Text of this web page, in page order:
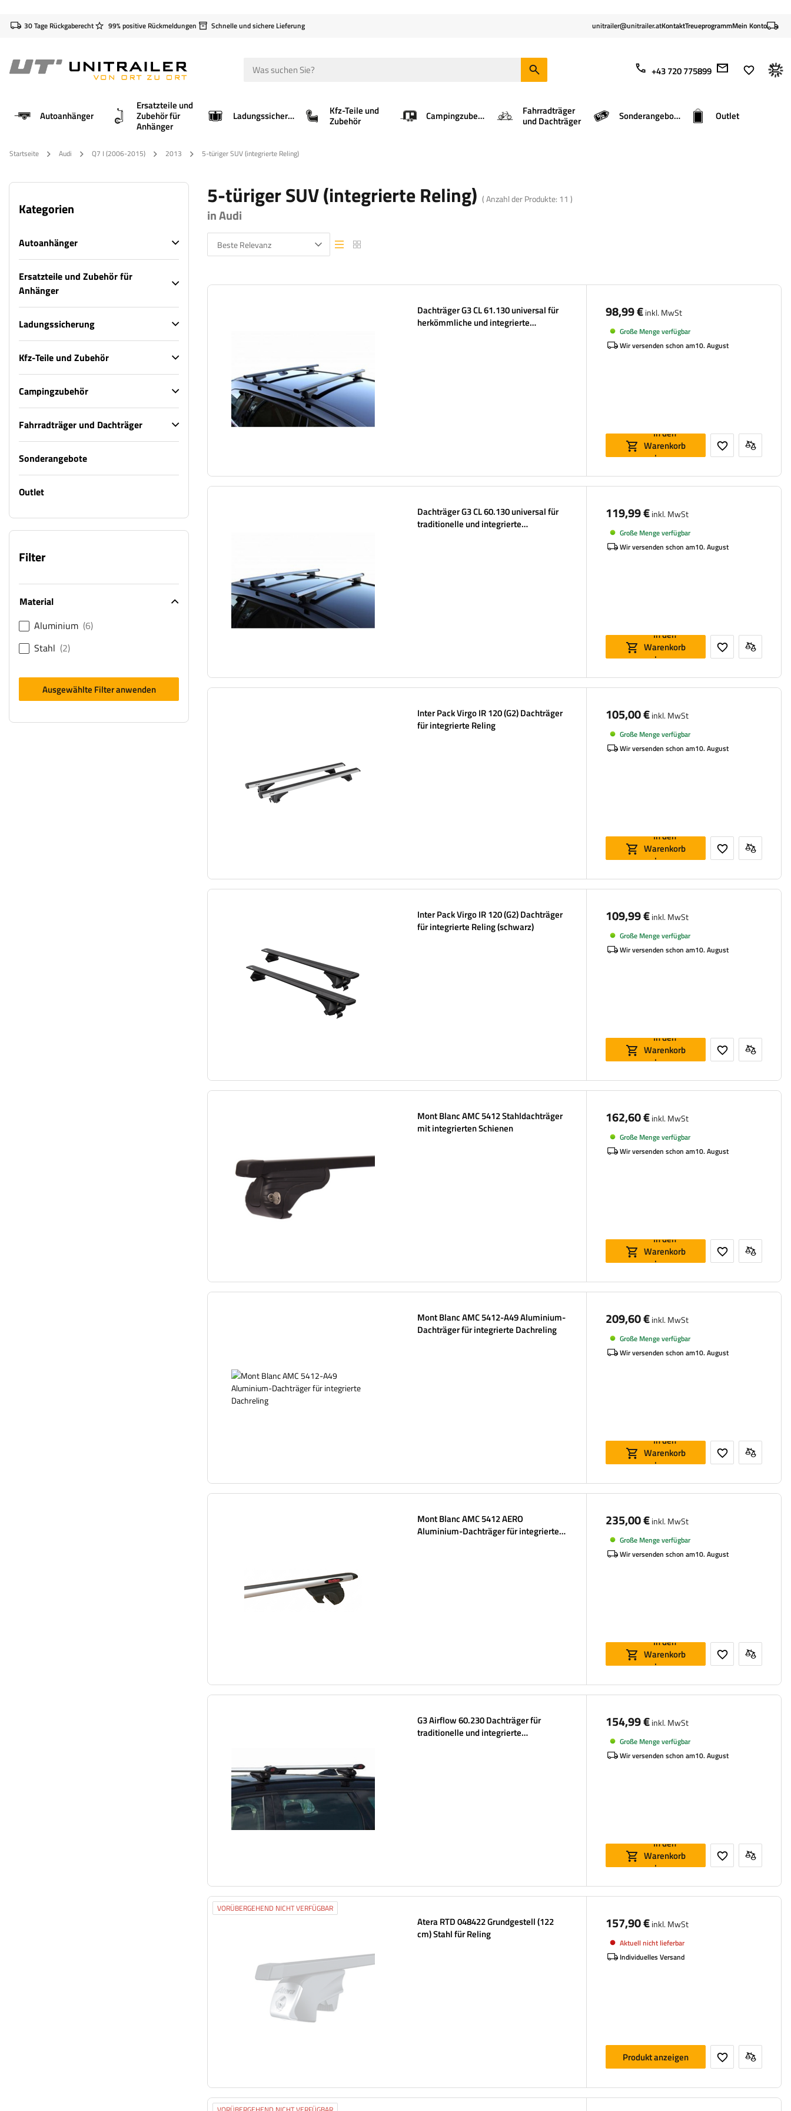
30 Tage Rückgaberecht 99% positive Rückmeldungen Schnelle und sichere Lieferung unitrailer@unitrailer.atKontaktTreueprogrammMein Konto
+43 720 775899
Autoanhänger
Ersatzteile und
Zubehör für
Anhänger
Ladungssicherung Kfz-Teile und
Zubehör Campingzubehör Fahrradträger
und Dachträger Sonderangebote Outlet
Startseite Audi Q7 I (2006-2015) 2013 5-türiger SUV (integrierte Reling)
Kategorien
Autoanhänger
Ersatzteile und Zubehör für
Anhänger
Ladungssicherung
Kfz-Teile und Zubehör
Campingzubehör
Fahrradträger und Dachträger
Sonderangebote
Outlet
Filter
Material
Aluminium 6
Stahl 2
Ausgewählte Filter anwenden
5-türiger SUV (integrierte Reling) ( Anzahl der Produkte: 11 )
in Audi
Beste Relevanz Listenansicht
Listenansicht
Dachträger G3 CL 61.130 universal für
herkömmliche und integrierte
98,99 €inkl. MwSt
Große Menge verfügbar
Wir versenden schon am10. August
In den
Warenkorb
legen
Dachträger G3 CL 60.130 universal für
traditionelle und integrierte
119,99 €inkl. MwSt
Große Menge verfügbar
Wir versenden schon am10. August
In den
Warenkorb
legen
Inter Pack Virgo IR 120 (G2) Dachträger
für integrierte Reling
105,00 €inkl. MwSt
Große Menge verfügbar
Wir versenden schon am10. August
In den
Warenkorb
legen
Inter Pack Virgo IR 120 (G2) Dachträger
für integrierte Reling (schwarz)
109,99 €inkl. MwSt
Große Menge verfügbar
Wir versenden schon am10. August
In den
Warenkorb
legen
Mont Blanc AMC 5412 Stahldachträger
mit integrierten Schienen
162,60 €inkl. MwSt
Große Menge verfügbar
Wir versenden schon am10. August
In den
Warenkorb
legen
Mont Blanc AMC 5412-A49 Aluminium-
Dachträger für integrierte Dachreling
209,60 €inkl. MwSt
Große Menge verfügbar
Wir versenden schon am10. August
In den
Warenkorb
legen
Mont Blanc AMC 5412 AERO
Aluminium-Dachträger für integrierte
235,00 €inkl. MwSt
Große Menge verfügbar
Wir versenden schon am10. August
In den
Warenkorb
legen
G3 Airflow 60.230 Dachträger für
traditionelle und integrierte
154,99 €inkl. MwSt
Große Menge verfügbar
Wir versenden schon am10. August
In den
Warenkorb
legen
VORÜBERGEHEND NICHT VERFÜGBAR
Atera RTD 048422 Grundgestell (122
cm) Stahl für Reling
157,90 €inkl. MwSt
Aktuell nicht lieferbar
Individuelles Versand
Produkt anzeigen